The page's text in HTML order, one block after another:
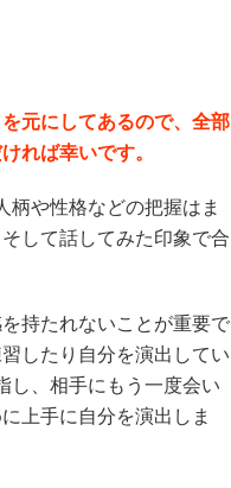
元にしてあるので、全部
れば幸いです。
や性格などの把握はま
して話してみた印象で合
持たれないことが重要で
したり自分を演出してい
し、相手にもう一度会い
上手に自分を演出しま